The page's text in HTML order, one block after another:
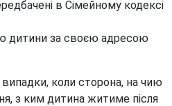
в Сімейному кодексі
дитини за своєю адресою
випадки, коли сторона, на чию
з ким дитина житиме після